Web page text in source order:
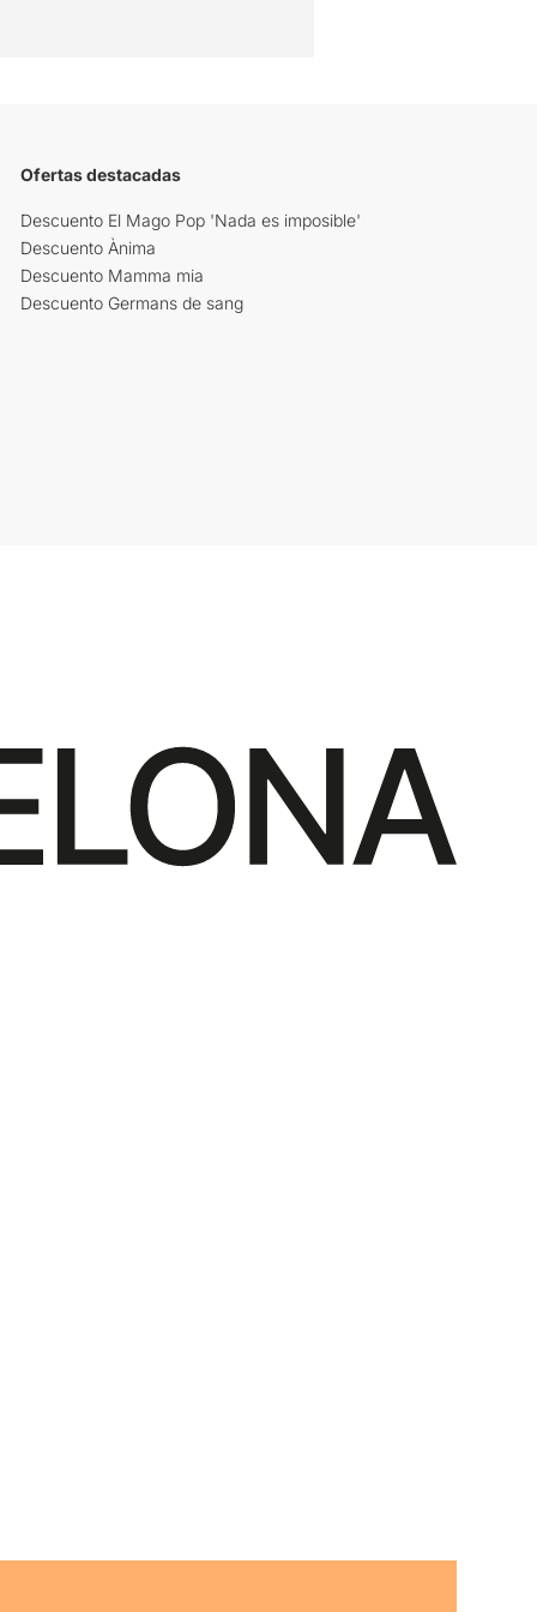
Ofertas destacadas
Descuento El Mago Pop 'Nada es imposible'
Descuento Ànima
Descuento Mamma mia
Descuento Germans de sang